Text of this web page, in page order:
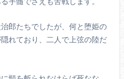
郎たちでしたが、何と堕姫の
れており、二人で上弦の陸だ